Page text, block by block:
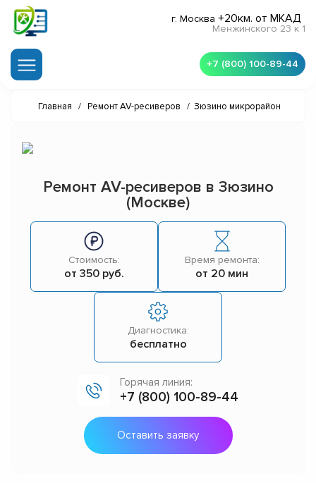
г. Москва +20км. от МКАД
Менжинского 23 к 1
+7 (800) 100-89-44
Главная / Ремонт AV-ресиверов / Зюзино микрорайон
Ремонт AV-ресиверов в Зюзино
(Москве)
Стоимость:
от 350 руб.
Время ремонта:
от 20 мин
Диагностика:
бесплатно
Горячая линия:
+7 (800) 100-89-44
Оставить заявку